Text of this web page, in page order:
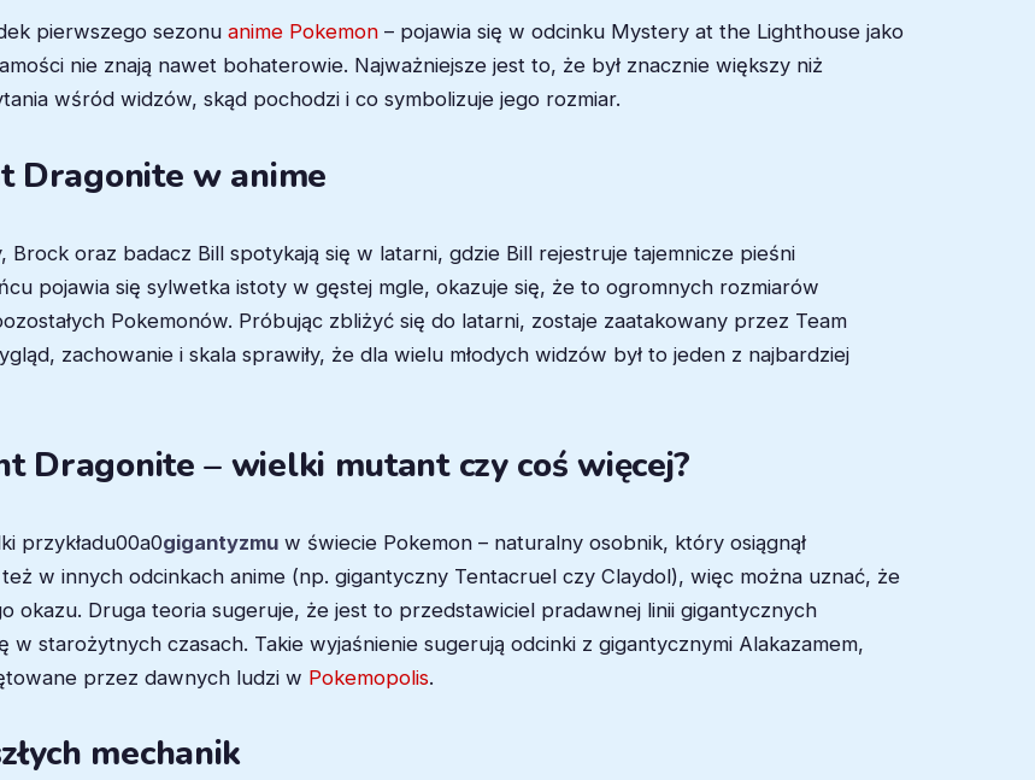
pierwszego sezonu anime Pokemon – pojawia się w odcinku Mystery at the Lighthouse jako
nie znają nawet bohaterowie. Najważniejsze jest to, że był znacznie większy niż
wśród widzów, skąd pochodzi i co symbolizuje jego rozmiar.
Dragonite w anime
oraz badacz Bill spotykają się w latarni, gdzie Bill rejestruje tajemnicze pieśni
pojawia się sylwetka istoty w gęstej mgle, okazuje się, że to ogromnych rozmiarów
Pokemonów. Próbując zbliżyć się do latarni, zostaje zaatakowany przez Team
zachowanie i skala sprawiły, że dla wielu młodych widzów był to jeden z najbardziej
Dragonite – wielki mutant czy coś więcej?
przykładu00a0gigantyzmu w świecie Pokemon – naturalny osobnik, który osiągnął
w innych odcinkach anime (np. gigantyczny Tentacruel czy Claydol), więc można uznać, że
Druga teoria sugeruje, że jest to przedstawiciel pradawnej linii gigantycznych
w starożytnych czasach. Takie wyjaśnienie sugerują odcinki z gigantycznymi Alakazamem,
przez dawnych ludzi w Pokemopolis.
mechanik